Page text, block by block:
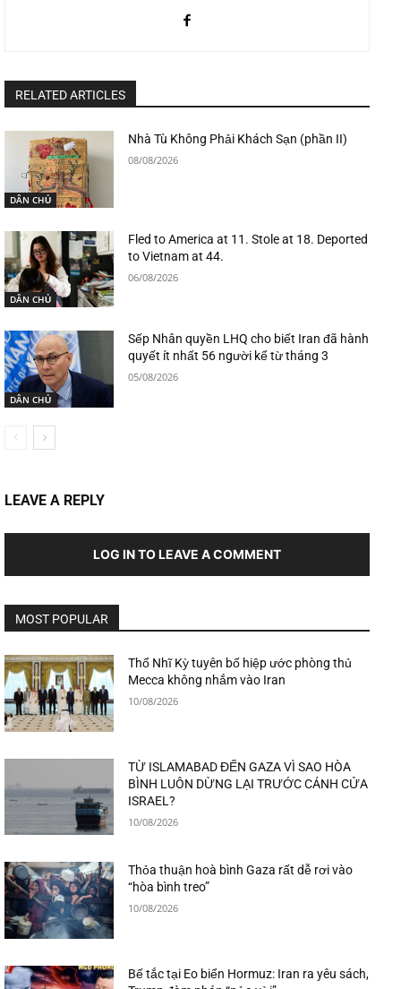
RELATED ARTICLES
DÂN CHỦ
Nhà Tù Không Phải Khách Sạn (phần II)
08/08/2026
DÂN CHỦ
Fled to America at 11. Stole at 18. Deported
to Vietnam at 44.
06/08/2026
DÂN CHỦ
Sếp Nhân quyền LHQ cho biết Iran đã hành
quyết ít nhất 56 người kể từ tháng 3
05/08/2026
LEAVE A REPLY
LOG IN TO LEAVE A COMMENT
MOST POPULAR
Thổ Nhĩ Kỳ tuyên bố hiệp ước phòng thủ
Mecca không nhắm vào Iran
10/08/2026
TỪ ISLAMABAD ĐẾN GAZA VÌ SAO HÒA
BÌNH LUÔN DỪNG LẠI TRƯỚC CÁNH CỬA
ISRAEL?
10/08/2026
Thỏa thuận hoà bình Gaza rất dễ rơi vào
“hòa bình treo”
10/08/2026
Bế tắc tại Eo biển Hormuz: Iran ra yêu sách,